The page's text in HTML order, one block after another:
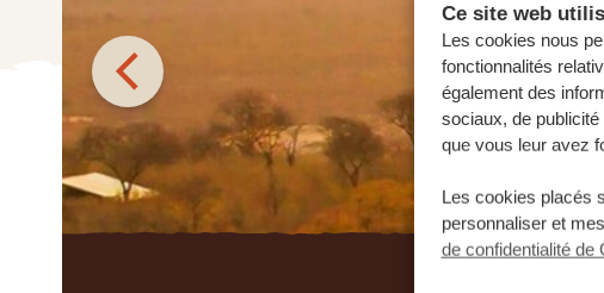
Ce site web
Les cookies nous
fonctionnalités
également des
sociaux, de
que vous leur avez
Les cookies placés
personnaliser et
de confidentialité de